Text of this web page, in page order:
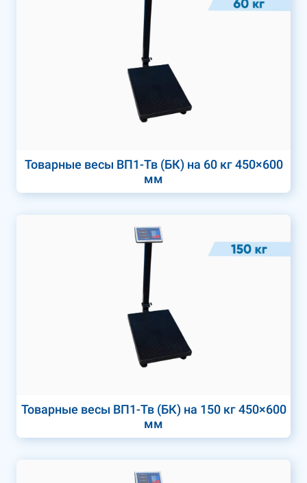
Товарные весы ВП1-Тв (БК) на 60 кг 450×600
мм
Товарные весы ВП1-Тв (БК) на 150 кг 450×600
мм